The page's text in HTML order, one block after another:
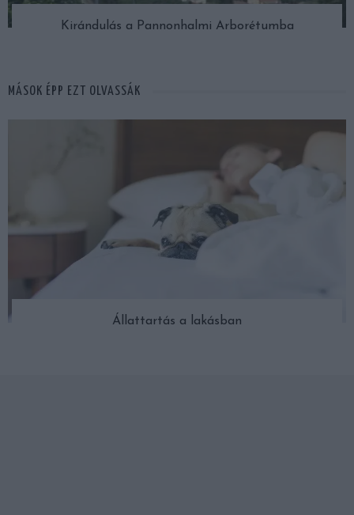
Kirándulás a Pannonhalmi Arborétumba
MÁSOK ÉPP EZT OLVASSÁK
Állattartás a lakásban